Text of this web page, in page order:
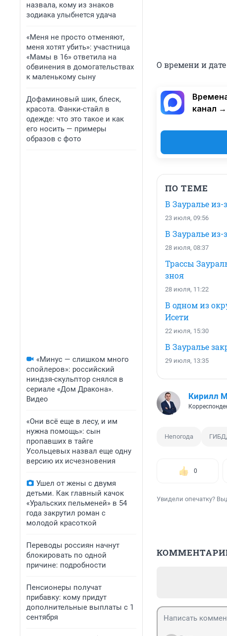
назвала, кому из знаков
зодиака улыбнется удача
«Меня не просто отменяют,
меня хотят убить»: участница
«Мамы в 16» ответила на
обвинения в домогательствах
к маленькому сыну
Дофаминовый шик, блеск,
красота. Фанки-стайл в
одежде: что это такое и как
его носить — примеры
образов с фото
«Минус — слишком много
спойлеров»: российский
ниндзя-скульптор снялся в
сериале «Дом Дракона».
Видео
«Они всё еще в лесу, и им
нужна помощь»: сын
пропавших в тайге
Усольцевых назвал еще одну
версию их исчезновения
Ушел от жены с двумя
детьми. Как главный качок
«Уральских пельменей» в 54
года закрутил роман с
молодой красоткой
Переводы россиян начнут
блокировать по одной
причине: подробности
Пенсионеры получат
прибавку: кому придут
дополнительные выплаты с 1
сентября
О времени и
канал →
ПО ТЕМЕ
В Зауралье
23 июля, 09:56
В Зауралье
28 июля, 08:37
Трассы
зноя
28 июля, 11:22
В одном из
Исети
22 июля, 15:30
В Зауралье
29 июля, 13:35
Кирилл
Непогода
0
Увидели опечатку?